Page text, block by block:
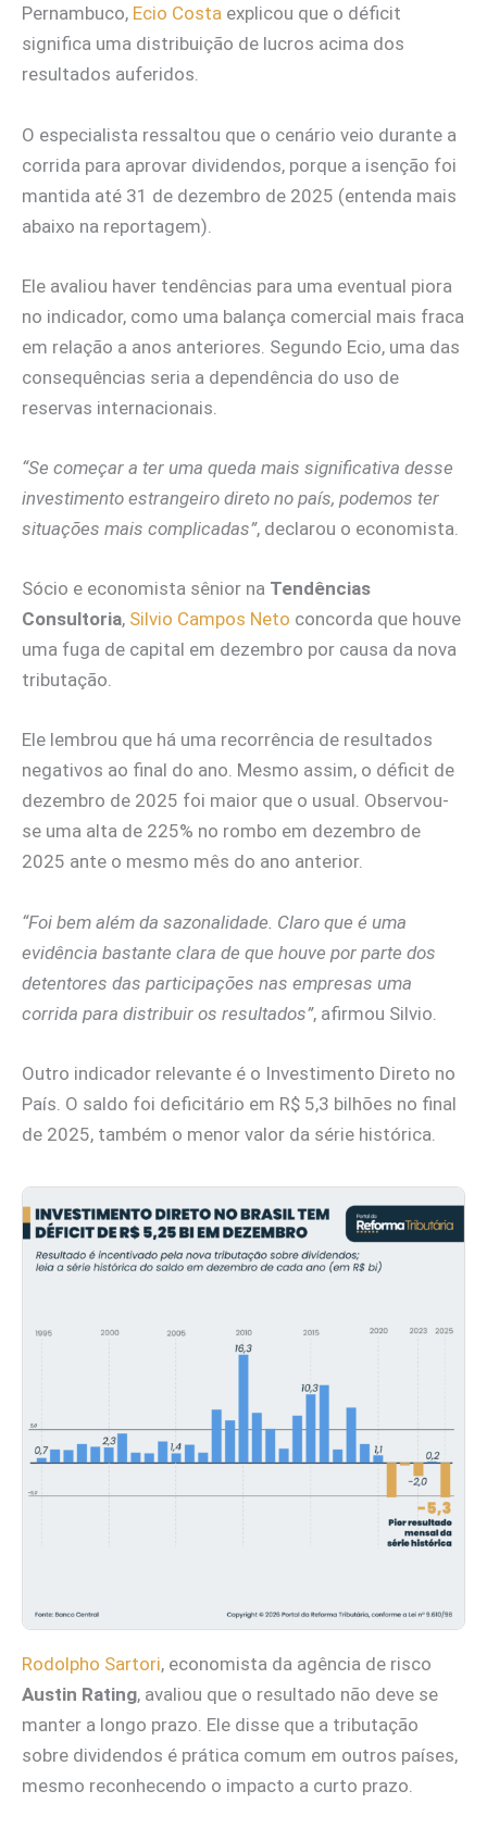
Pernambuco, Ecio Costa explicou que o déficit
significa uma distribuição de lucros acima dos
resultados auferidos.
O especialista ressaltou que o cenário veio durante a
corrida para aprovar dividendos, porque a isenção foi
mantida até 31 de dezembro de 2025 (entenda mais
abaixo na reportagem).
Ele avaliou haver tendências para uma eventual piora
no indicador, como uma balança comercial mais fraca
em relação a anos anteriores. Segundo Ecio, uma das
consequências seria a dependência do uso de
reservas internacionais.
“Se começar a ter uma queda mais significativa desse
investimento estrangeiro direto no país, podemos ter
situações mais complicadas”, declarou o economista.
Sócio e economista sênior na Tendências
Consultoria, Silvio Campos Neto concorda que houve
uma fuga de capital em dezembro por causa da nova
tributação.
Ele lembrou que há uma recorrência de resultados
negativos ao final do ano. Mesmo assim, o déficit de
dezembro de 2025 foi maior que o usual. Observou-
se uma alta de 225% no rombo em dezembro de
2025 ante o mesmo mês do ano anterior.
“Foi bem além da sazonalidade. Claro que é uma
evidência bastante clara de que houve por parte dos
detentores das participações nas empresas uma
corrida para distribuir os resultados”, afirmou Silvio.
Outro indicador relevante é o Investimento Direto no
País. O saldo foi deficitário em R$ 5,3 bilhões no final
de 2025, também o menor valor da série histórica.
Rodolpho Sartori, economista da agência de risco
Austin Rating, avaliou que o resultado não deve se
manter a longo prazo. Ele disse que a tributação
sobre dividendos é prática comum em outros países,
mesmo reconhecendo o impacto a curto prazo.